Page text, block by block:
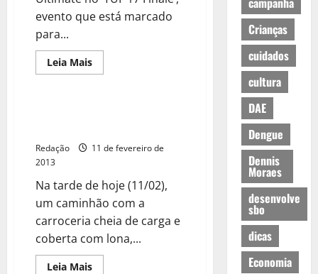
evento que está marcado
para...
Leia Mais
Redação
11 de fevereiro de
2013
Na tarde de hoje (11/02),
um caminhão com a
carroceria cheia de carga e
coberta com lona,...
Leia Mais
Crianças
cuidados
cultura
DAE
Dengue
Dennis
Moraes
desenvolve
sbo
dicas
Economia